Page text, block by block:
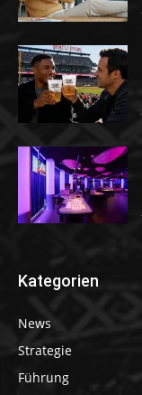
Kategorien
News
Strategie
Führung